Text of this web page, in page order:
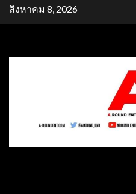
Skipสิงหาคม 8, 2026